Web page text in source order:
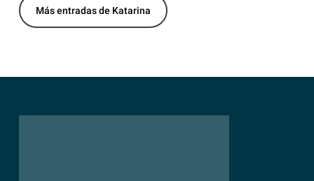
Más entradas de Katarina